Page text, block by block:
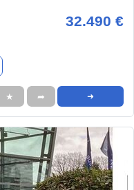
32.490 €
★ ➦ ➜